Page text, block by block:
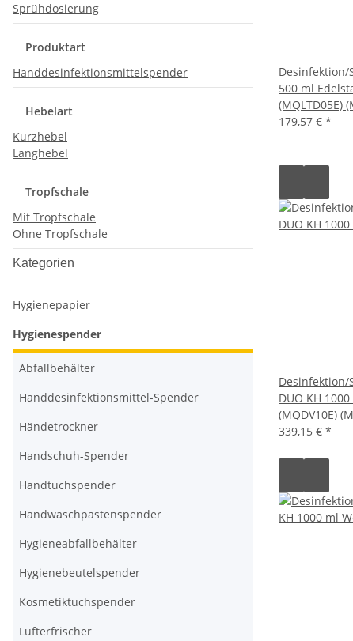
Desinfektion/
500 ml
(MQLTD05E)
179,57 € *
Desinfektion/
DUO KH
(MQDV10E)
339,15 € *
Sprühdosierung
Produktart
Handdesinfektionsmittelspender
Hebelart
Kurzhebel
Langhebel
Tropfschale
Mit Tropfschale
Ohne Tropfschale
Kategorien
Hygienepapier
Hygienespender
Abfallbehälter
Handdesinfektionsmittel-Spender
Händetrockner
Handschuh-Spender
Handtuchspender
Handwaschpastenspender
Hygieneabfallbehälter
Hygienebeutelspender
Kosmetiktuchspender
Lufterfrischer